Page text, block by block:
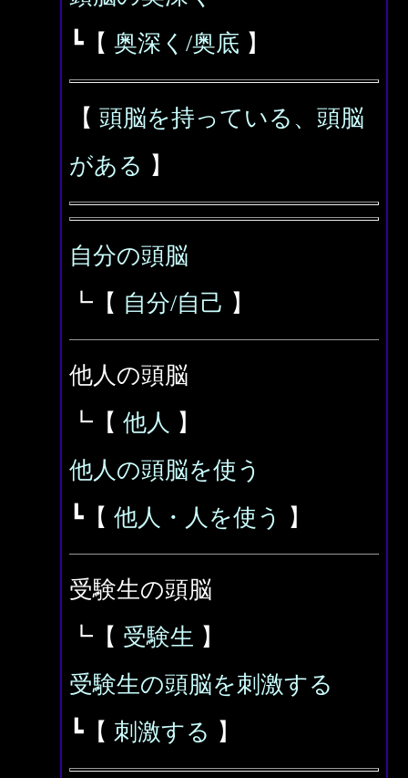
┗【 奥深く/奥底 】
【 頭脳を持っている、頭脳
がある 】
自分の頭脳
┗【 自分/自己 】
他人の頭脳
┗【 他人 】
他人の頭脳を使う
┗【 他人・人を使う 】
受験生の頭脳
┗【 受験生 】
受験生の頭脳を刺激する
┗【 刺激する 】